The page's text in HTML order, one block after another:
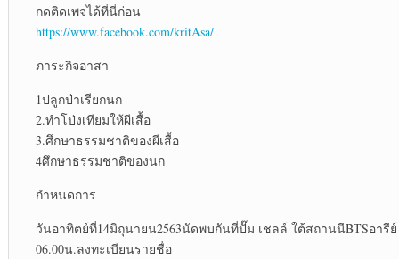
กดติดเพจได้ที่นี่ก่อน
https://www.facebook.com/kritAsa/
ภาระกิจอาสา
1ปลูกป่าเรียกนก
2.ทำโป่งเทียมให้ผีเสื้อ
3.ศึกษาธรรมชาติของผีเสื้อ
4ศึกษาธรรมชาติของนก
กำหนดการ
วันอาทิตย์ที่14มิถุนายน2563นัดพบกันที่ปั๊ม เชลล์ ใต้สถานนีBTSอารีย์
06.00น.ลงทะเบียนรายชื่อ